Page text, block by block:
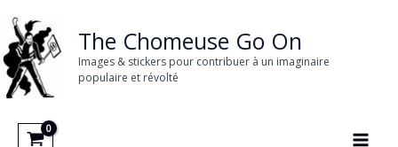
au
contenu
The Chomeuse Go On
Images & stickers pour contribuer à un imaginaire
populaire et révolté